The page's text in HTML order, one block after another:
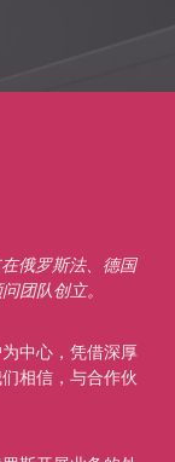
俄罗斯法、德国
团队创立。
中心，凭借深厚
相信，与合作伙